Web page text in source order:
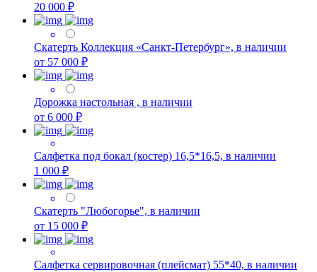
20 000 ₽
Скатерть Коллекция «Санкт-Петербург», в наличии
от 57 000 ₽
Дорожка настольная , в наличии
от 6 000 ₽
Салфетка под бокал (костер) 16,5*16,5, в наличии
1 000 ₽
Скатерть "Любогорье", в наличии
от 15 000 ₽
Салфетка сервировочная (плейсмат) 55*40, в наличии